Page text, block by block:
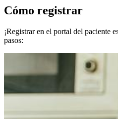
Cómo registrar
¡Registrar en el portal del paciente
pasos: